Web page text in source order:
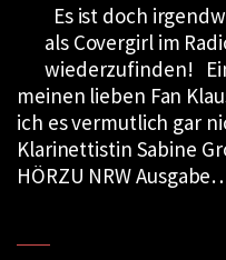
Es ist doch
als Covergirl im
wiederzufinden!
meinen lieben Fan
ich es vermutlich gar
Klarinettistin Sabine
HÖRZU NRW